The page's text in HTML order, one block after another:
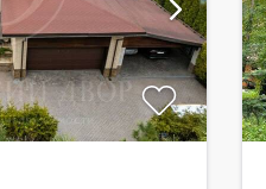
12 фотографий